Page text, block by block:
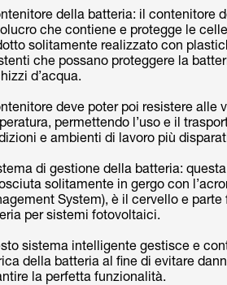
della batteria: il contenitore
che contiene e protegge le
solitamente realizzato con
che possano proteggere la
d’acqua.
deve poter poi resistere alle
permettendo l’uso e il
e ambienti di lavoro più
di gestione della batteria:
solitamente in gergo con
System), è il cervello e
per sistemi fotovoltaici.
sistema intelligente gestisce e
della batteria al fine di evitare
la perfetta funzionalità.